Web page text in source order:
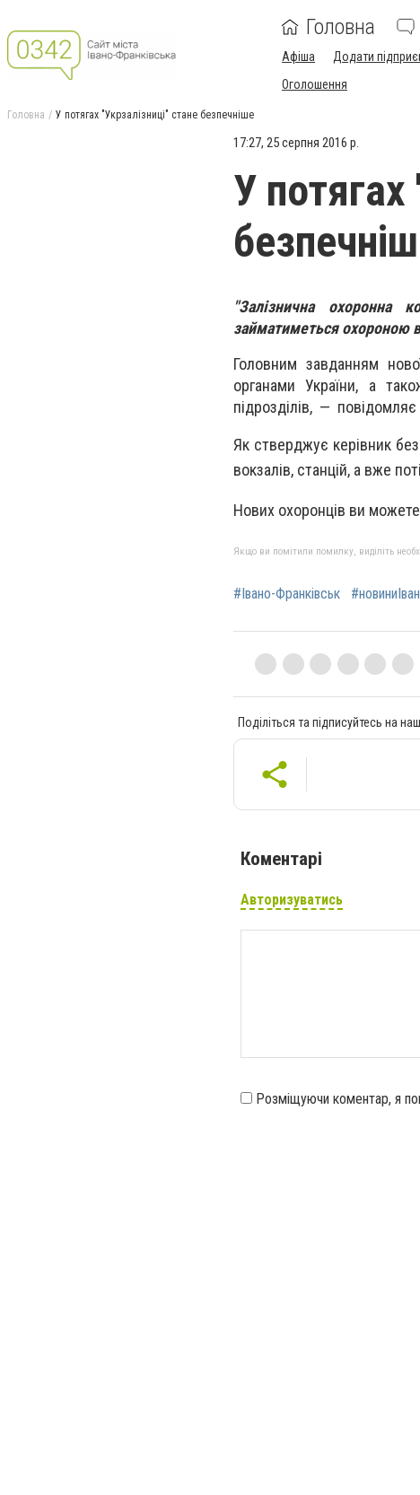
Головна
Афіша Додати
Оголошення
Головна У потягах "Укрзалізниці" стане безпечніше
17:27, 25 серпня 2016 р.
У потягах
"Залізнична охоронна
займатиметься охороною
Головним завданням
органами України, а
підрозділів, — повідомляє
Як стверджує керівник
вокзалів, станцій, а вже
Нових охоронців ви
Якщо ви помітили помилку, виділіть
#Івано-Франківськ
Поділіться та підписуйтесь на
Коментарі
Авторизуватись
Розміщуючи коментар, я